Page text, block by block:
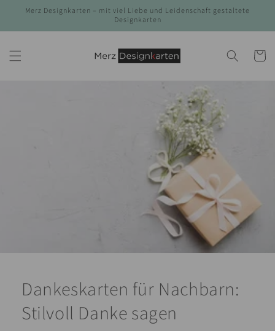
zum
Merz Designkarten – mit viel Liebe und Leidenschaft gestaltete
Designkarten
Dankeskarten für Nachbarn:
Stilvoll Danke sagen